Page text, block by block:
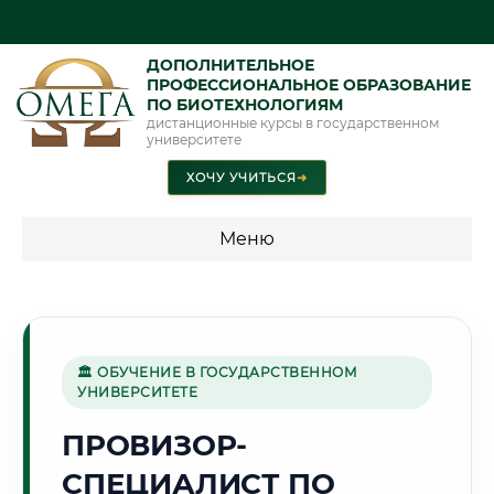
ДОПОЛНИТЕЛЬНОЕ
ПРОФЕССИОНАЛЬНОЕ ОБРАЗОВАНИЕ
ПО БИОТЕХНОЛОГИЯМ
дистанционные курсы в государственном
университете
ХОЧУ УЧИТЬСЯ➜
Меню
🌾
Г. ЭНГЕЛЬС
🏛 ОБУЧЕНИЕ В ГОСУДАРСТВЕННОМ
УНИВЕРСИТЕТЕ
ПРОВИЗОР-
СПЕЦИАЛИСТ ПО